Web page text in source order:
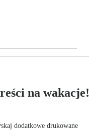
na wakacje!
dodatkowe drukowane